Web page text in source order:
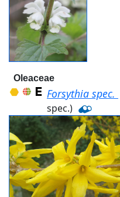
Oleaceae
Forsythia spec.
spec.)